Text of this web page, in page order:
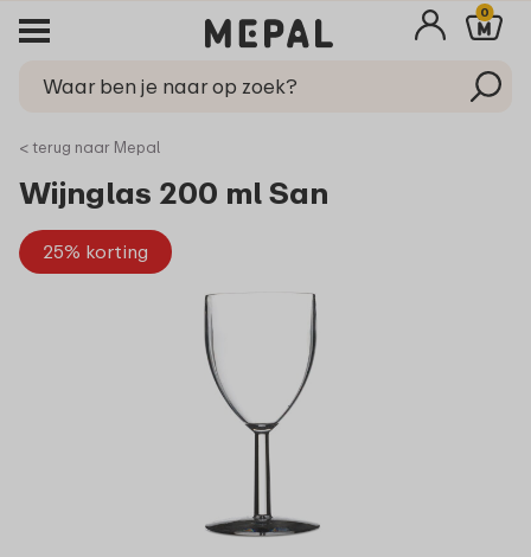
0
< terug naar Mepal
Wijnglas 200 ml San
25% korting